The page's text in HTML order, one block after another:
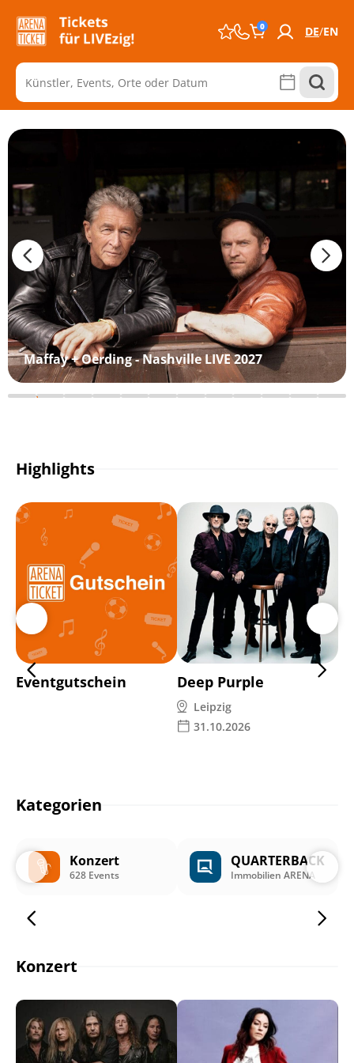
0 DE EN
Maffay + Oerding - Nashville LIVE 2027
Highlights
Eventgutschein Deep Purple
Leipzig
31.10.2026
Kategorien
Konzert
628 Events
QUARTERBACK
Immobilien ARENA
Konzert